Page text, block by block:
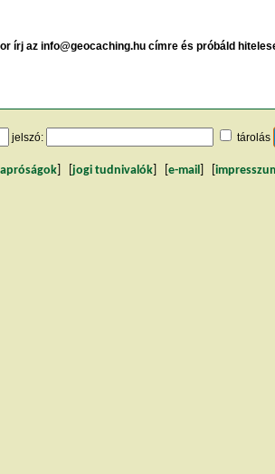
írj az info@geocaching.hu címre és próbáld
jelszó: tárolás
jogi tudnivalók e-mail